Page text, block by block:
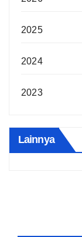
2025
2024
2023
Lainnya